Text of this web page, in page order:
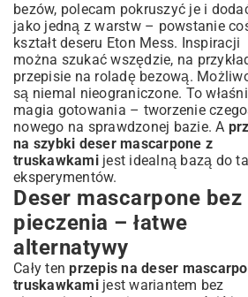
bezów, polecam pokruszyć je i
jako jedną z warstw – powstanie
kształt deseru Eton Mess. Inspiracji
można szukać wszędzie, na
przepisie na roladę bezową.
są niemal nieograniczone. To
magia gotowania – tworzenie
nowego na sprawdzonej bazie. A
na szybki deser mascarpone z
truskawkamijest idealną bazą do
eksperymentów.
Deser mascarpone bez
pieczenia – łatwe
alternatywy
Cały tenprzepis na deser
truskawkamijest wariantem bez